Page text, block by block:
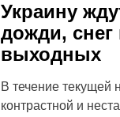
Украину
дожди,
выходных
В течение текущей
контрастной и